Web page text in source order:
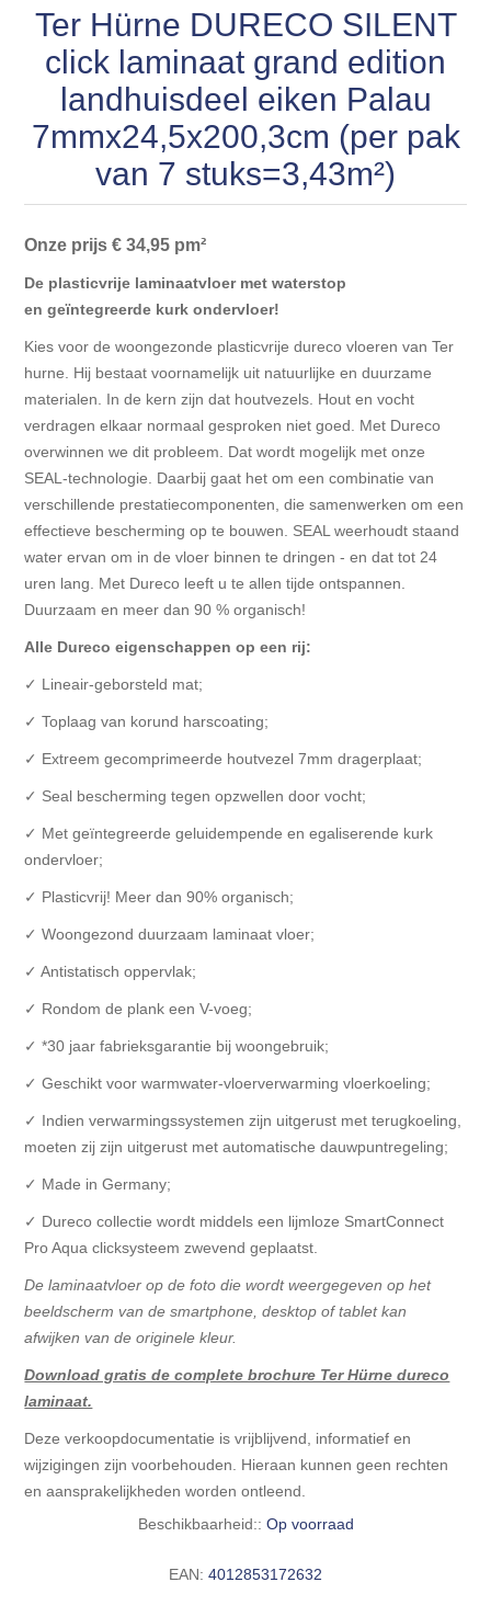
Blokhut opbouwservice
Gevelbekleding NORDHIIL® fijn diep zwart hout voor
prachtige gevels!
Gevelbekleding Woodritch
Gevelbekleding sioo:x & radiata-pine vulcan concept
Gevel-en dakrand bekleding Novalit outdoor® made by
Gevelbekleding HDM outdoor ® weersbestendige
massief click 'N screw gevelpanelen
Toebehoren voor gevelbekleding
Scheepsbodem vloeren o.a. laminaat &
houtlamelparket
Ondervloeren/toebehoren voor laminaat & lamel en
fineerparket
Ondervloeren/toebehoren voor SPC vinyl vloeren
Plinten
Aluminium profielen
Vloeren legservice door professionals
Luxe massief houten wandbekleding
Lijstwerk & Profielen en toebehoren
Ter Hürne DURECO SILENT
click laminaat grand edition
landhuisdeel eiken Palau
7mmx24,5x200,3cm (per pak
van 7 stuks=3,43m²)
Onze prijs € 34,95 pm²
De plasticvrije laminaatvloer met waterstop
en geïntegreerde kurk ondervloer!
Kies voor de woongezonde plasticvrije dureco vloeren van Ter
hurne. Hij bestaat voornamelijk uit natuurlijke en duurzame
materialen. In de kern zijn dat houtvezels. Hout en vocht
verdragen elkaar normaal gesproken niet goed. Met Dureco
overwinnen we dit probleem. Dat wordt mogelijk met onze
SEAL-technologie. Daarbij gaat het om een combinatie van
verschillende prestatiecomponenten, die samenwerken om een
effectieve bescherming op te bouwen. SEAL weerhoudt staand
water ervan om in de vloer binnen te dringen - en dat tot 24
uren lang. Met Dureco leeft u te allen tijde ontspannen.
Duurzaam en meer dan 90 % organisch!
Alle Dureco eigenschappen op een rij:
✓ Lineair-geborsteld mat;
✓ Toplaag van korund harscoating;
✓ Extreem gecomprimeerde houtvezel 7mm dragerplaat;
✓ Seal bescherming tegen opzwellen door vocht;
✓ Met geïntegreerde geluidempende en egaliserende kurk
ondervloer;
✓ Plasticvrij! Meer dan 90% organisch;
✓ Woongezond duurzaam laminaat vloer;
✓ Antistatisch oppervlak;
✓ Rondom de plank een V-voeg;
✓ *30 jaar fabrieksgarantie bij woongebruik;
✓ Geschikt voor warmwater-vloerverwarming vloerkoeling;
✓ Indien verwarmingssystemen zijn uitgerust met terugkoeling,
moeten zij zijn uitgerust met automatische dauwpuntregeling;
✓ Made in Germany;
✓ Dureco collectie wordt middels een lijmloze SmartConnect
Pro Aqua clicksysteem zwevend geplaatst.
De laminaatvloer op de foto die wordt weergegeven op het
beeldscherm van de smartphone, desktop of tablet kan
afwijken van de originele kleur.
Download gratis de complete brochure Ter Hürne dureco
laminaat.
Deze verkoopdocumentatie is vrijblijvend, informatief en
wijzigingen zijn voorbehouden. Hieraan kunnen geen rechten
en aansprakelijkheden worden ontleend.
Beschikbaarheid:: Op voorraad
EAN: 4012853172632